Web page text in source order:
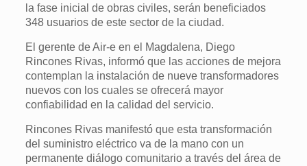
la fase inicial de obras civiles, serán beneficiados
348 usuarios de este sector de la ciudad.
El gerente de Air-e en el Magdalena, Diego
Rincones Rivas, informó que las acciones de mejora
contemplan la instalación de nueve transformadores
nuevos con los cuales se ofrecerá mayor
confiabilidad en la calidad del servicio.
Rincones Rivas manifestó que esta transformación
del suministro eléctrico va de la mano con un
permanente diálogo comunitario a través del área de